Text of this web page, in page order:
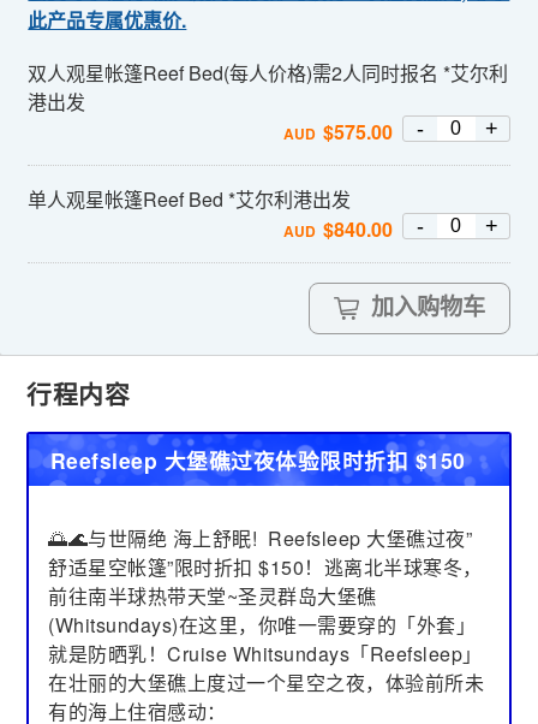
此产品专属优惠价.
双人观星帐篷Reef Bed(每人价格)需2人同时报名 *艾尔利
港出发
AUD $575.00 - +
单人观星帐篷Reef Bed *艾尔利港出发
AUD $840.00 - +
加入购物车
行程内容
Reefsleep 大堡礁过夜体验限时折扣 $150
🌅🌊与世隔绝 海上舒眠! Reefsleep 大堡礁过夜”
舒适星空帐篷”限时折扣 $150！逃离北半球寒冬，
前往南半球热带天堂~圣灵群岛大堡礁
(Whitsundays)在这里，你唯一需要穿的「外套」
就是防晒乳！Cruise Whitsundays「Reefsleep」
在壮丽的大堡礁上度过一个星空之夜，体验前所未
有的海上住宿感动：